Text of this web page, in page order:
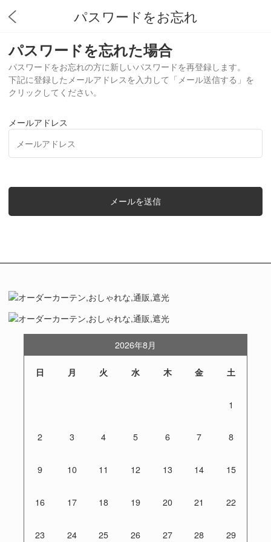
パスワードをお忘れ
パスワードを忘れた場合
パスワードをお忘れの方に新しいパスワードを再登録します。
下記に登録したメールアドレスを入力して「メール送信する」を
クリックしてください。
メールアドレス
メールを送信
2026年8月
日 月 火 水 木 金 土
1
2 3 4 5 6 7 8
9 10 11 12 13 14 15
16 17 18 19 20 21 22
23 24 25 26 27 28 29